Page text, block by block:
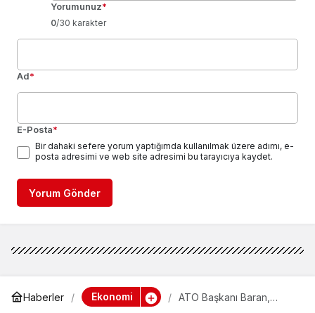
Yorumunuz*
0/30 karakter
Ad*
E-Posta*
Bir dahaki sefere yorum yaptığımda kullanılmak üzere adımı, e-
posta adresimi ve web site adresimi bu tarayıcıya kaydet.
Yorum Gönder
Haberler Ekonomi
ATO Başkanı Baran,